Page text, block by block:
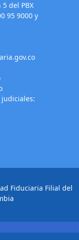
5 del PBX
95 9000 y
Fiduciaria Filial del